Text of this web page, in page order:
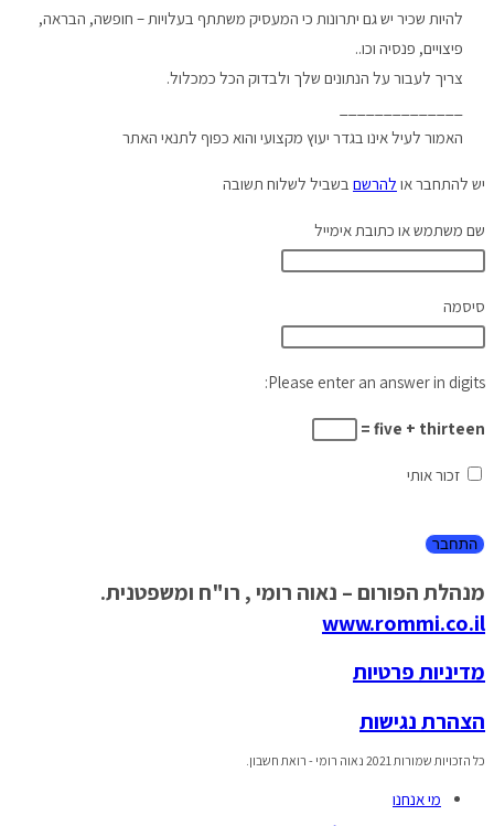
להיות שכיר יש גם יתרונות כי המעסיק משתתף בעלויות – חופשה, הבראה,
פיצויים, פנסיה וכו..
צריך לעבור על הנתונים שלך ולבדוק הכל כמכלול.
האמור לעיל אינו בגדר יעוץ מקצועי והוא כפוף לתנאי האתר
יש להתחבר או להרשם בשביל לשלוח תשובה
שם משתמש או כתובת אימייל
סיסמה
Please enter an answer in digits:
five + thirteen =
זכור אותי
מנהלת הפורום – נאוה רומי , רו"ח ומשפטנית.
www.rommi.co.il
מדיניות פרטיות
הצהרת נגישות
כל הזכויות שמורות 2021 נאוה רומי - רואת חשבון.
מי אנחנו